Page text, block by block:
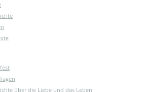
über die Liebe und das Leben